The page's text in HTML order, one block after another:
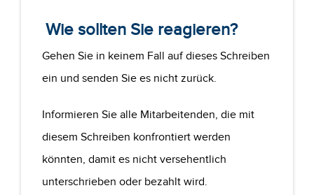
Wie sollten Sie reagieren?
Gehen Sie in keinem Fall auf dieses Schreiben
ein und senden Sie es nicht zurück.
Informieren Sie alle Mitarbeitenden, die mit
diesem Schreiben konfrontiert werden
könnten, damit es nicht versehentlich
unterschrieben oder bezahlt wird.